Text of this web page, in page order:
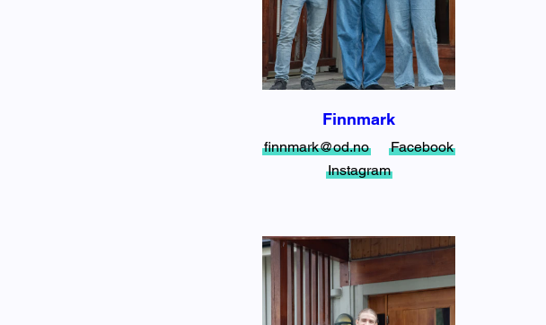
Finnmark
finnmark@od.no
Facebook
Instagram